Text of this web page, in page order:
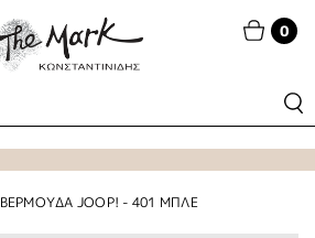
0
ΒΕΡΜΟΥΔΑ JOOP! - 401 ΜΠΛΕ